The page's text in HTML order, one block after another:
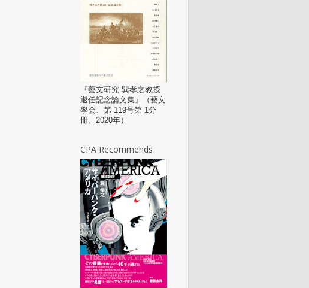
『藝文研究 巽孝之教授
退任記念論文集』（藝文
學会、第 119号第 1分
冊、2020年）
CPA Recommends